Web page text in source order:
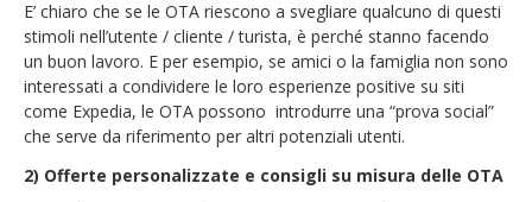
E’ chiaro che se le OTA riescono a svegliare qualcuno di questi
stimoli nell’utente / cliente / turista, è perché stanno facendo
un buon lavoro. E per esempio, se amici o la famiglia non sono
interessati a condividere le loro esperienze positive su siti
come Expedia, le OTA possono introdurre una “prova social”
che serve da riferimento per altri potenziali utenti.
2) Offerte personalizzate e consigli su misura delle OTA